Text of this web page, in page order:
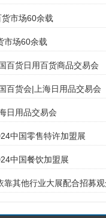
市场60余载
市场60余载
百货日用百货商品交易会
百货会|上海日用品交易会
日用品交易会
中国零售特许加盟展
中国餐饮加盟展
其他行业大展配合招募观